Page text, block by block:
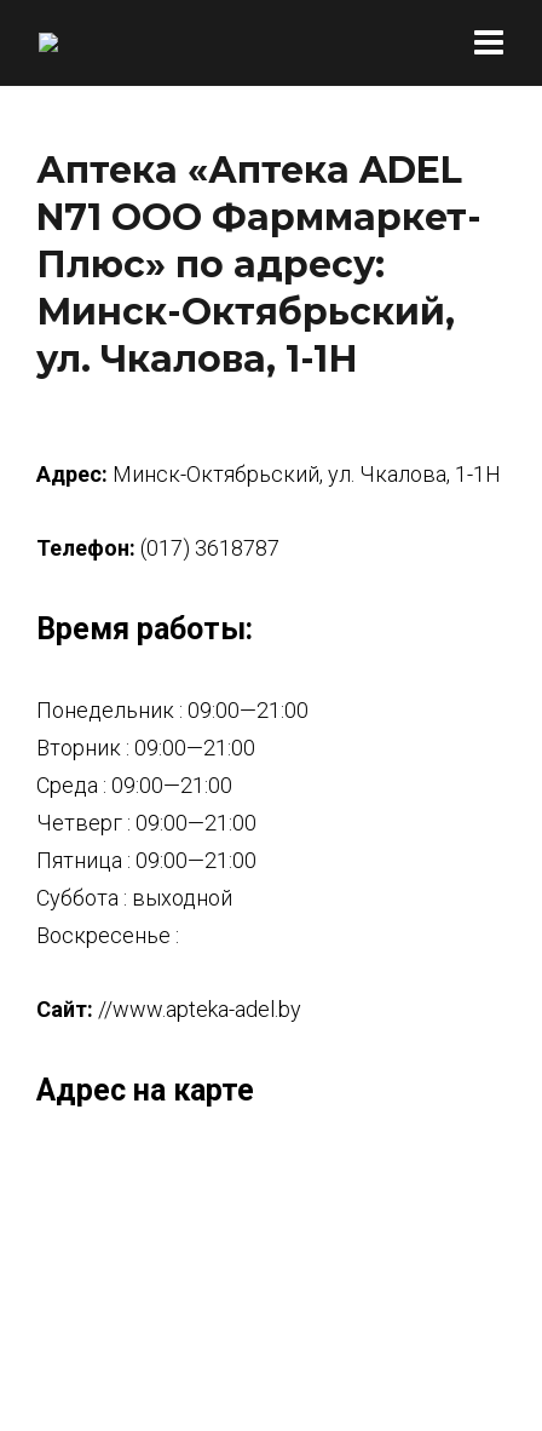
Аптека «Аптека ADEL
N71 ООО Фарммаркет-
Плюс» по адресу:
Минск-Октябрьский,
ул. Чкалова, 1-1Н
Адрес: Минск-Октябрьский, ул. Чкалова, 1-1Н
Телефон: (017) 3618787
Время работы:
Понедельник : 09:00—21:00
Вторник : 09:00—21:00
Среда : 09:00—21:00
Четверг : 09:00—21:00
Пятница : 09:00—21:00
Суббота : выходной
Воскресенье :
Сайт: //www.apteka-adel.by
Адрес на карте